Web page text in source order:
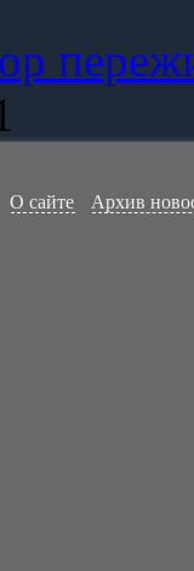
О сайте Архив